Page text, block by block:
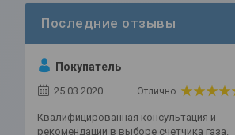
Покупатель
25.03.2020 Отлично
Квалифицированная консультация и
рекомендации в выборе счетчика газа.